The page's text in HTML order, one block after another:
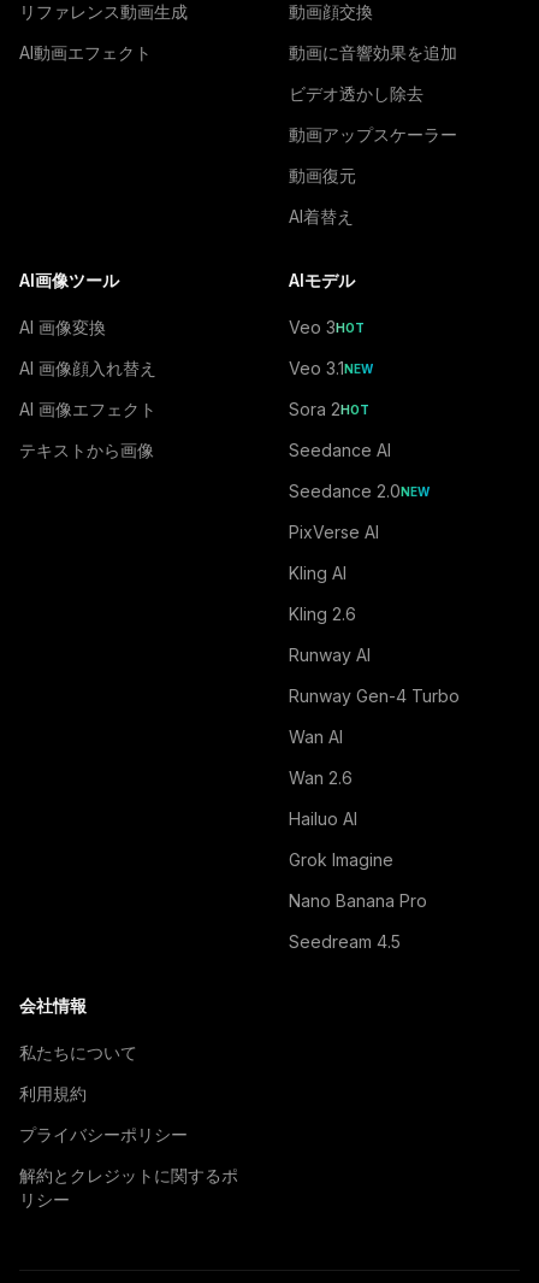
リファレンス動画生成
AI動画エフェクト
動画顔交換
動画に音響効果を追加
ビデオ透かし除去
動画アップスケーラー
動画復元
AI着替え
AI画像ツール
AI 画像変換
AI 画像顔入れ替え
AI 画像エフェクト
テキストから画像
AIモデル
Veo 3HOT
Veo 3.1NEW
Sora 2HOT
Seedance AI
Seedance 2.0NEW
PixVerse AI
Kling AI
Kling 2.6
Runway AI
Runway Gen-4 Turbo
Wan AI
Wan 2.6
Hailuo AI
Grok Imagine
Nano Banana Pro
Seedream 4.5
会社情報
私たちについて
利用規約
プライバシーポリシー
解約とクレジットに関するポ
リシー